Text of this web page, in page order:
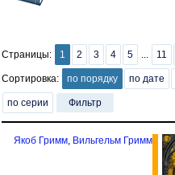
Страницы: 1 2 3 4 5 ... 11
Сортировка: по порядку по дате
по серии Фильтр
Якоб Гримм, Вильгельм Гримм